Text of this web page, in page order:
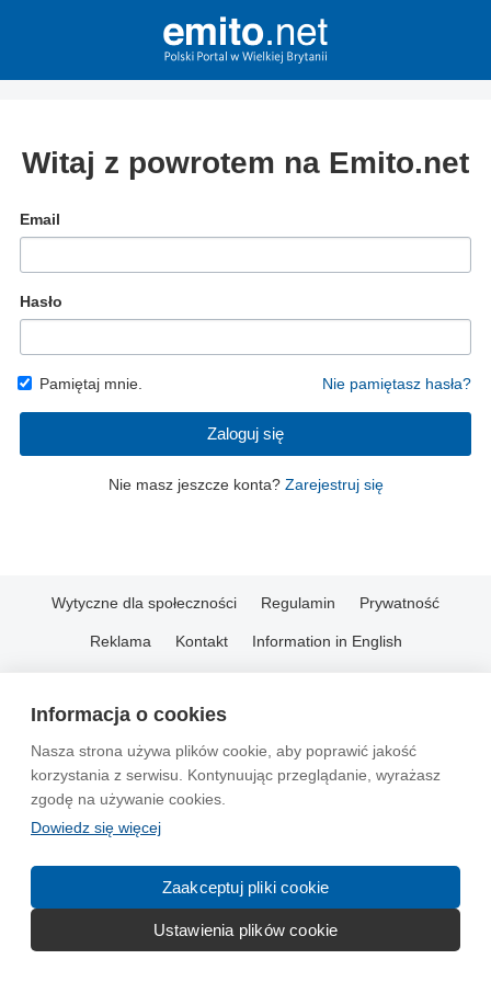
Informacja o cookies
Nasza strona używa plików cookie, aby poprawić jakość
korzystania z serwisu. Kontynuując przeglądanie, wyrażasz
zgodę na używanie cookies.
Dowiedz się więcej
Zaakceptuj pliki cookie
Ustawienia plików cookie
Witaj z powrotem na Emito.net
Email
Hasło
Pamiętaj mnie. Nie pamiętasz hasła?
Zaloguj się
Nie masz jeszcze konta? Zarejestruj się
Wytyczne dla społeczności Regulamin Prywatność
Reklama Kontakt Information in English